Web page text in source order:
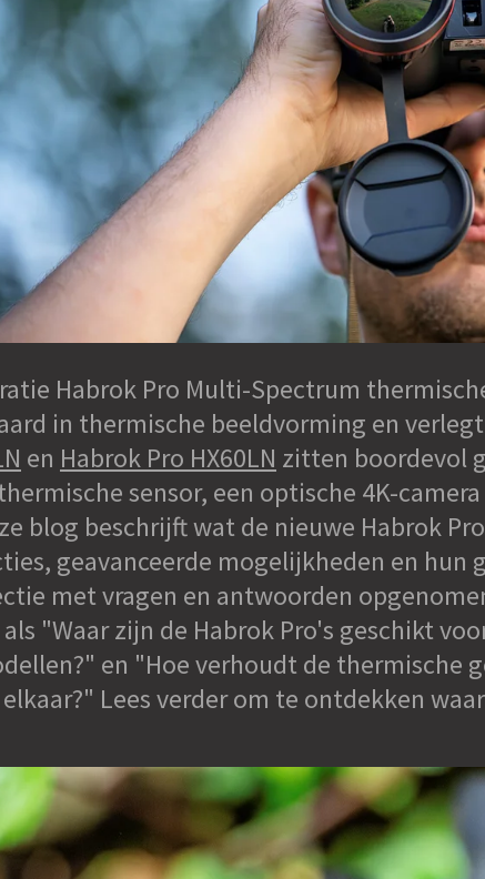
Habrok Pro Multi-Spectrum
in thermische beeldvorming en
en Habrok Pro HX60LN zitten boordevol
sensor, een optische 4K-
blog beschrijft wat de nieuwe Habrok
geavanceerde mogelijkheden en hun
met vragen en antwoorden
"Waar zijn de Habrok Pro's geschikt
en "Hoe verhoudt de thermische
Lees verder om te ontdekken